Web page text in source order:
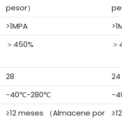
pesor）
>1MPA
＞450%
28 24
-40℃-280℃ -
≥12 meses （Almacene por